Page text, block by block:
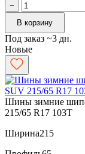
−
В корзину
Под заказ ~3 дн.
Новые
Шины зимние
215/65 R17 103T
Ширина215